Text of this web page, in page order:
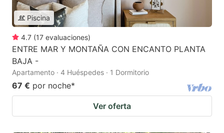
Piscina
4.7 (17 evaluaciones)
ENTRE MAR Y MONTAÑA CON ENCANTO PLANTA
BAJA -
Apartamento · 4 Huéspedes · 1 Dormitorio
67 € por noche*
Ver oferta